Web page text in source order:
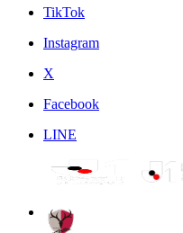
TikTok
Instagram
X
Facebook
LINE